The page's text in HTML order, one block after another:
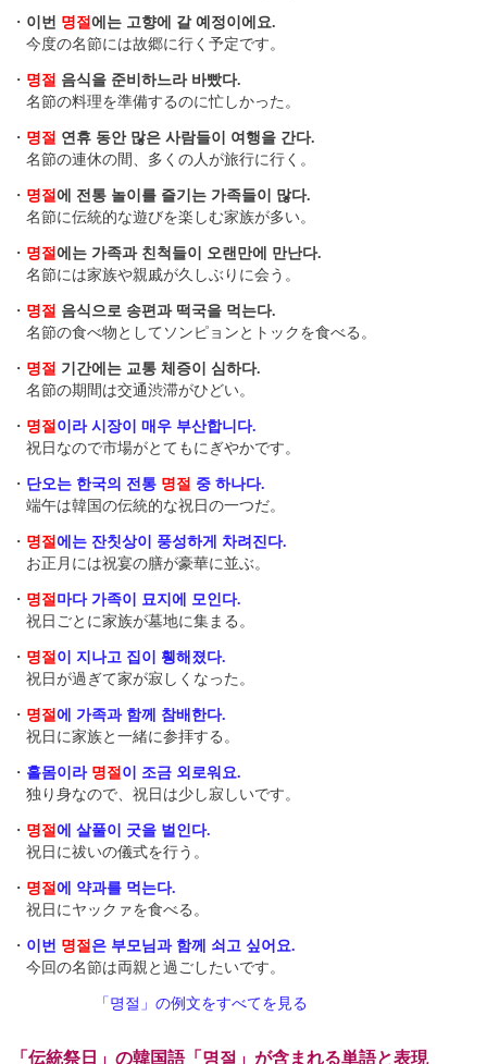
・ 이번 명절에는 고향에 갈 예정이에요.
今度の名節には故郷に行く予定です。
・ 명절 음식을 준비하느라 바빴다.
名節の料理を準備するのに忙しかった。
・ 명절 연휴 동안 많은 사람들이 여행을 간다.
名節の連休の間、多くの人が旅行に行く。
・ 명절에 전통 놀이를 즐기는 가족들이 많다.
名節に伝統的な遊びを楽しむ家族が多い。
・ 명절에는 가족과 친척들이 오랜만에 만난다.
名節には家族や親戚が久しぶりに会う。
・ 명절 음식으로 송편과 떡국을 먹는다.
名節の食べ物としてソンピョンとトックを食べる。
・ 명절 기간에는 교통 체증이 심하다.
名節の期間は交通渋滞がひどい。
・ 명절이라 시장이 매우 부산합니다.
祝日なので市場がとてもにぎやかです。
・ 단오는 한국의 전통 명절 중 하나다.
端午は韓国の伝統的な祝日の一つだ。
・ 명절에는 잔칫상이 풍성하게 차려진다.
お正月には祝宴の膳が豪華に並ぶ。
・ 명절마다 가족이 묘지에 모인다.
祝日ごとに家族が墓地に集まる。
・ 명절이 지나고 집이 휑해졌다.
祝日が過ぎて家が寂しくなった。
・ 명절에 가족과 함께 참배한다.
祝日に家族と一緒に参拝する。
・ 홀몸이라 명절이 조금 외로워요.
独り身なので、祝日は少し寂しいです。
・ 명절에 살풀이 굿을 벌인다.
祝日に祓いの儀式を行う。
・ 명절에 약과 를 먹는다.
祝日にヤックァを食べる。
・ 이번 명절은 부모님과 함께 쇠고 싶어요 .
今回の名節は両親と過ごしたいです。
「명절」の例文をすべてを見る
「伝統祭日」の韓国語「명절」が含まれる単語と表現